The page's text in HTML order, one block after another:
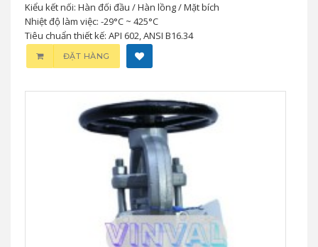
Kiểu kết nối: Hàn đối đầu / Hàn lồng / Mặt bích
Nhiệt độ làm việc: -29°C ~ 425°C
Tiêu chuẩn thiết kế: API 602, ANSI B16.34
ĐẶT HÀNG